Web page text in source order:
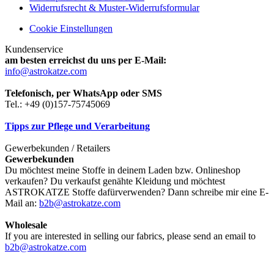
Widerrufsrecht & Muster-Widerrufsformular
Cookie Einstellungen
Kundenservice
am besten erreichst du uns per E-Mail:
info@astrokatze.com
Telefonisch, per WhatsApp oder SMS
Tel.: +49 (0)157-75745069
Tipps zur Pflege und Verarbeitung
Gewerbekunden / Retailers
Gewerbekunden
Du möchtest meine Stoffe in deinem Laden bzw. Onlineshop
verkaufen? Du verkaufst genähte Kleidung und möchtest
ASTROKATZE Stoffe dafürverwenden? Dann schreibe mir eine E-
Mail an: b2b@astrokatze.com
Wholesale
If you are interested in selling our fabrics, please send an email to
b2b@astrokatze.com